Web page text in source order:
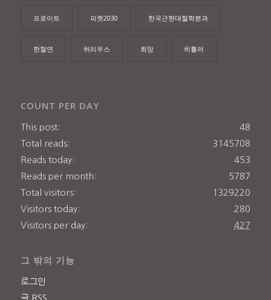
프로이트 피켓2030 한국근현대철학분과
한철연 허리우스 희망 히틀러
COUNT PER DAY
48
This post:
3145708
Total reads:
453
Reads today:
5787
Reads per month:
1329220
Total visitors:
280
Visitors today:
427
Visitors per day:
그 밖의 기능
로그인
글 RSS